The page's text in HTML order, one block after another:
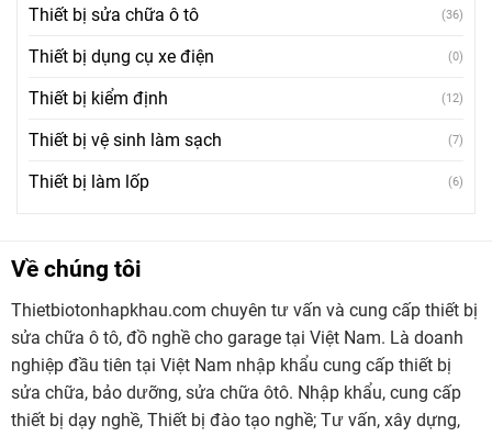
Thiết bị sửa chữa ô tô (36)
Thiết bị dụng cụ xe điện (0)
Thiết bị kiểm định (12)
Thiết bị vệ sinh làm sạch (7)
Thiết bị làm lốp (6)
Về chúng tôi
Thietbiotonhapkhau.com chuyên tư vấn và cung cấp thiết bị
sửa chữa ô tô, đồ nghề cho garage tại Việt Nam. Là doanh
nghiệp đầu tiên tại Việt Nam nhập khẩu cung cấp thiết bị
sửa chữa, bảo dưỡng, sửa chữa ôtô. Nhập khẩu, cung cấp
thiết bị dạy nghề, Thiết bị đào tạo nghề; Tư vấn, xây dựng,